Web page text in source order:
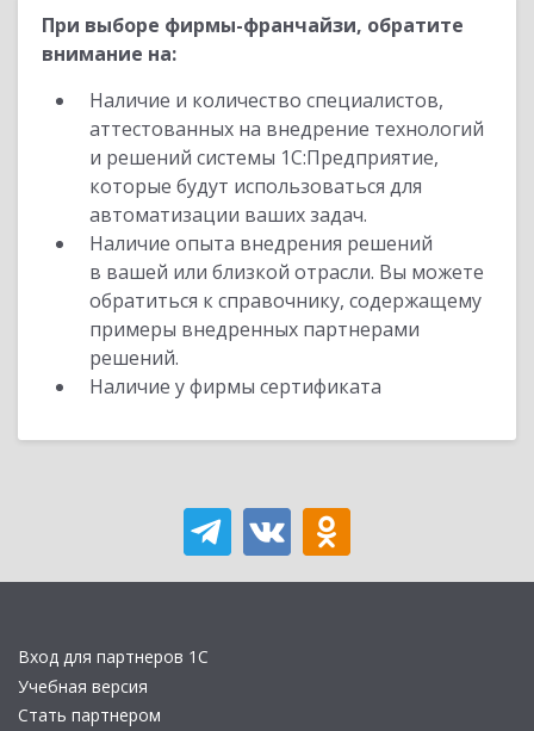
При выборе фирмы-франчайзи, обратите
внимание на:
Наличие и количество специалистов,
аттестованных на внедрение технологий
и решений системы 1С:Предприятие,
которые будут использоваться для
автоматизации ваших задач.
Наличие опыта внедрения решений
в вашей или близкой отрасли. Вы можете
обратиться к справочнику, содержащему
примеры внедренных партнерами
решений.
Наличие у фирмы сертификата
Вход для партнеров 1С
Учебная версия
Стать партнером